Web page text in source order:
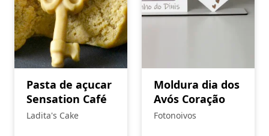
Pasta de açucar
Sensation Café
Ladita's Cake
Moldura dia dos
Avós Coração
Fotonoivos